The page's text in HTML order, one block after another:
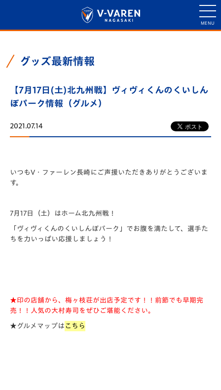
グッズ最新情報
【7月17日(土)北九州戦】ヴィヴィくんのくいしん
ぼパーク情報（グルメ）
2021.07.14
いつもV・ファーレン長崎にご声援いただきありがとうございま
す。
7月17日（土）はホーム北九州戦！
「ヴィヴィくんのくいしんぼパーク」でお腹を満たして、選手た
ちを力いっぱい応援しましょう！
★印の店舗から、梅ヶ枝荘が出店予定です！！ 前節でも早期完
売！！人気の大村寿司をぜひご堪能ください。
★グルメマップは こちら